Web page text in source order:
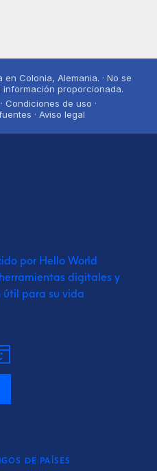
Colonia, Alemania. · No se
proporcionada.
Condiciones de uso ·
· Aviso legal
por Hello World
digitales y
útil para su vida
DE PAÍSES